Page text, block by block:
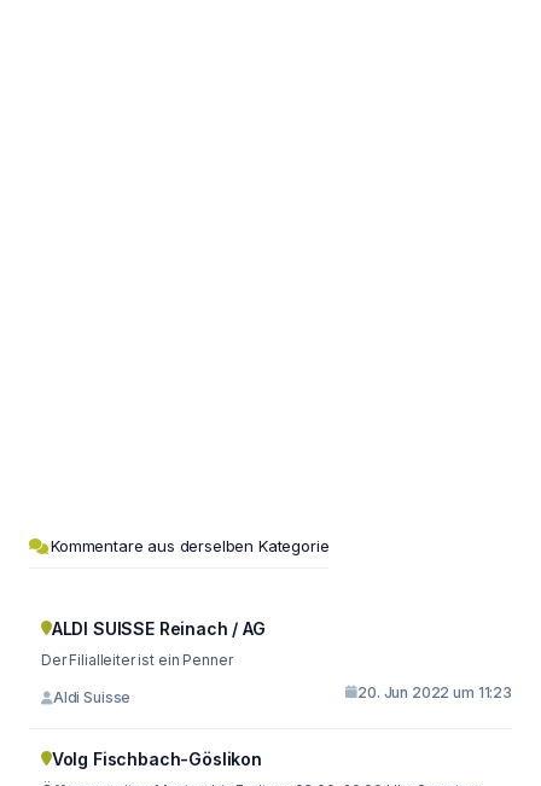
Kommentare aus derselben Kategorie
ALDI SUISSE Reinach / AG
Der Filialleiter ist ein Penner
Aldi Suisse 20. Jun 2022 um 11:23
Volg Fischbach-Göslikon